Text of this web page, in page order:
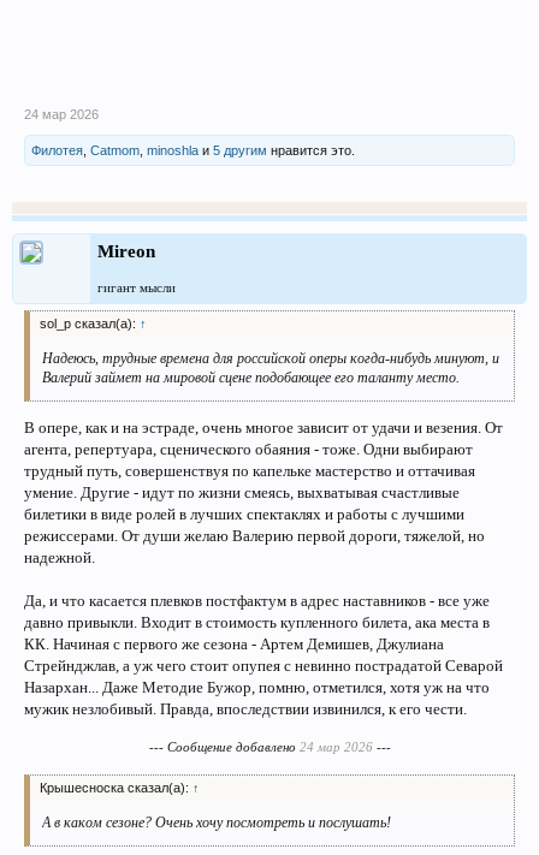
24 мар 2026
Филотея Catmom minoshla и 5 другим нравится это.
Mireon
гигант мысли
sol_p сказал(а): ↑
Надеюсь, трудные времена для российской оперы когда-нибудь минуют, и
Валерий займет на мировой сцене подобающее его таланту место.
В опере, как и на эстраде, очень многое зависит от удачи и везения. От
агента, репертуара, сценического обаяния - тоже. Одни выбирают
трудный путь, совершенствуя по капельке мастерство и оттачивая
умение. Другие - идут по жизни смеясь, выхватывая счастливые
билетики в виде ролей в лучших спектаклях и работы с лучшими
режиссерами. От души желаю Валерию первой дороги, тяжелой, но
надежной.
Да, и что касается плевков постфактум в адрес наставников - все уже
давно привыкли. Входит в стоимость купленного билета, ака места в
КК. Начиная с первого же сезона - Артем Демишев, Джулиана
Стрейнджлав, а уж чего стоит опупея с невинно пострадатой Севарой
Назархан... Даже Методие Бужор, помню, отметился, хотя уж на что
мужик незлобивый. Правда, впоследствии извинился, к его чести.
--- Сообщение добавлено 24 мар 2026---
Крышесноска сказал(а): ↑
А в каком сезоне? Очень хочу посмотреть и послушать!